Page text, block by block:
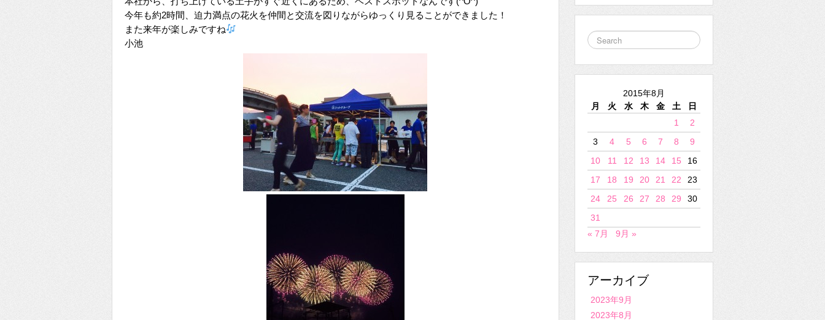
今年も約2時間、迫力満点の花火を仲間と交流を図りながらゆっくり見ることができました！
また来年が楽しみですね
小池
2015年8月
月
火 水 木 金 土
日
1
2
3
4 5 6 7 8
9
10
11 12 13 14 15
16
17
18 19 20 21 22
23
24
25 26 27 28 29
30
31
« 7月
9月 »
アーカイブ
2023年9月
2023年8月